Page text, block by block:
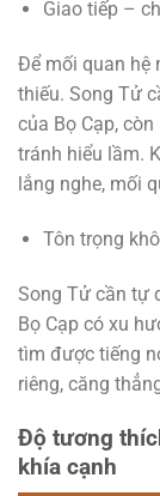
Giao tiếp –
Để mối quan hệ
thiếu. Song Tử
của Bọ Cạp,
tránh hiểu lầm.
lắng nghe, mối
Tôn trọng
Song Tử cần tự
Bọ Cạp có xu
tìm được tiếng
riêng, căng
Độ tương
khía cạnh